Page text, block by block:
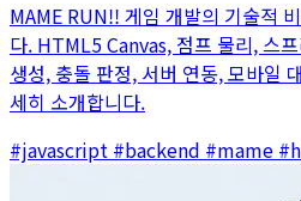
MAME RUN!! 게임 개발의 기술적
다. HTML5 Canvas, 점프 물리, 스
생성, 충돌 판정, 서버 연동, 모바일
세히 소개합니다.
#javascript #backend #mame